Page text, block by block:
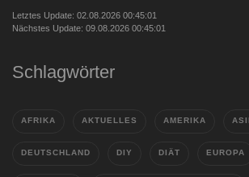
Letztes Update: 02.08.2026 00:45:01
Nächstes Update: 09.08.2026 00:45:01
Schlagwörter
AFRIKA AKTUELLES AMERIKA
DEUTSCHLAND DIY DIÄT EUROPA